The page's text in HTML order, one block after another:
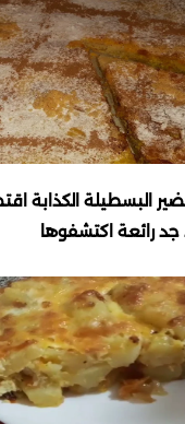
البسطيلة الكذابة
رائعة اكتشفوها